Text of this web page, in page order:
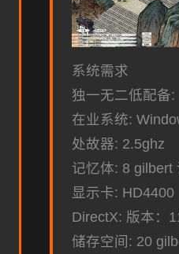
系统需求
独一无二低配备:
在业系统:
处故器: 2.5ghz
记忆体: 8 gilbert
显示卡: HD4400
DirectX: 版本：
储存空间: 20